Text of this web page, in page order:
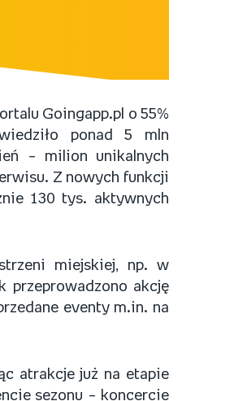
Goingapp.pl o 55%
ponad 5 mln
– milion unikalnych
Z nowych funkcji
130 tys. aktywnych
miejskiej, np. w
przeprowadzono akcję
eventy m.in. na
atrakcje już na etapie
sezonu – koncercie